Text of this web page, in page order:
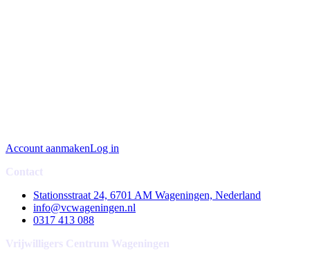
Account aanmakenLog in
Contact
Stationsstraat 24, 6701 AM Wageningen, Nederland
info@vcwageningen.nl
0317 413 088
Vrijwilligers Centrum Wageningen